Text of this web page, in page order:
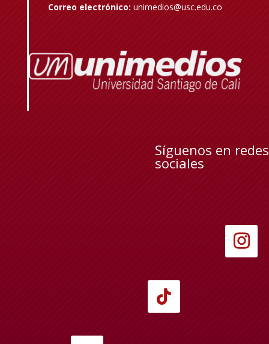
Correo electrónico: unimedios@usc.edu.co
Síguenos en redes
sociales